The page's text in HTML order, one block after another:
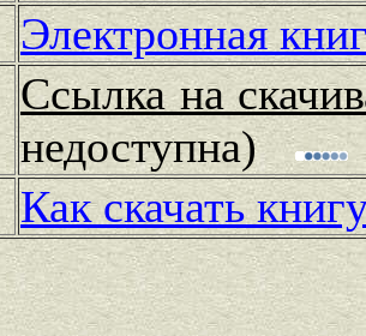
Электронная
Ссылка на
недоступна)
Как скачать